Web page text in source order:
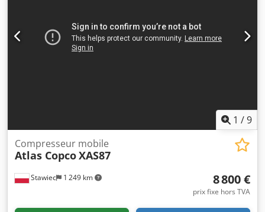
vidéo montrant le fonctionnement de la machine.
1 /9
Stawiec 1 249 km
Compresseur mobile
Atlas CopcoXAS87
8 800 €
prix fixe hors TVA